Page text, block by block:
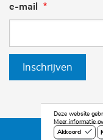
e-mail
Inschrijven
Deze website
Meer informatie
Akkoord